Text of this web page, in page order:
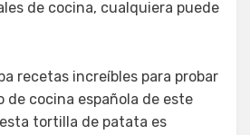
de cocina, cualquiera puede
recetas increíbles para probar
de cocina española de este
tortilla de patata es